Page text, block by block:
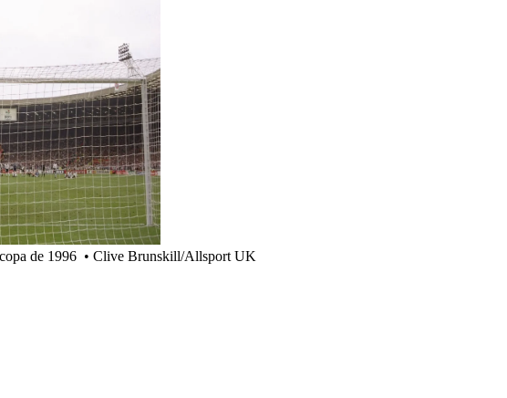
de 1996 • Clive Brunskill/Allsport UK